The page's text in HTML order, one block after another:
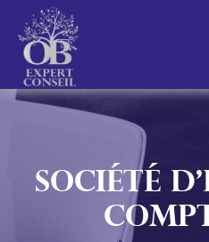
SOCIÉTÉ